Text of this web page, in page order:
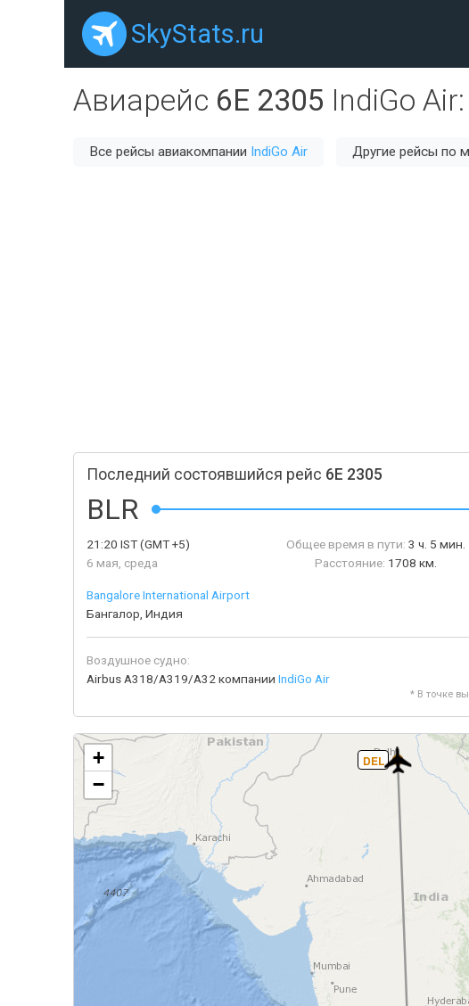
SkyStats.ru
Авиарейс 6E 2305 IndiGo Air:
Все рейсы авиакомпании IndiGo Air Другие рейсы по
Последний состоявшийся рейс 6E 2305
BLR
21:20 IST(GMT +5)
6 мая, среда
Общее время в пути: 3 ч. 5 мин.
Расстояние: 1708 км.
Bangalore International Airport
Бангалор, Индия
Воздушное судно:
Airbus A318/A319/A32 компании IndiGo Air
* В точке
DEL
+
−